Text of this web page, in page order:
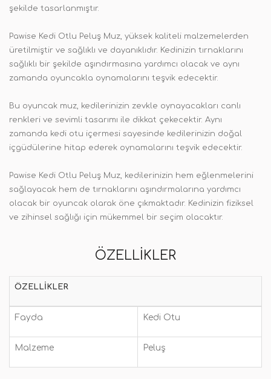
şekilde tasarlanmıştır.
Pawise Kedi Otlu Peluş Muz, yüksek kaliteli malzemelerden
üretilmiştir ve sağlıklı ve dayanıklıdır. Kedinizin tırnaklarını
sağlıklı bir şekilde aşındırmasına yardımcı olacak ve aynı
zamanda oyuncakla oynamalarını teşvik edecektir.
Bu oyuncak muz, kedilerinizin zevkle oynayacakları canlı
renkleri ve sevimli tasarımı ile dikkat çekecektir. Aynı
zamanda kedi otu içermesi sayesinde kedilerinizin doğal
içgüdülerine hitap ederek oynamalarını teşvik edecektir.
Pawise Kedi Otlu Peluş Muz, kedilerinizin hem eğlenmelerini
sağlayacak hem de tırnaklarını aşındırmalarına yardımcı
olacak bir oyuncak olarak öne çıkmaktadır. Kedinizin fiziksel
ve zihinsel sağlığı için mükemmel bir seçim olacaktır.
ÖZELLIKLER
ÖZELLIKLER
Fayda Kedi Otu
Malzeme Peluş